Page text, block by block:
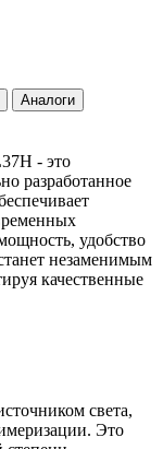
Аналоги
- это
разработанное
удобство
незаменимым
качественные
света,
Это